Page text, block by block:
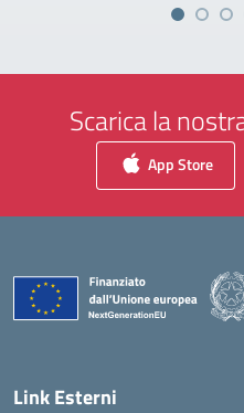
Scarica la
App Store
Link Esterni